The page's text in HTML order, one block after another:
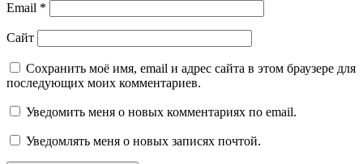
Email *
Сайт
Сохранить моё имя, email и адрес сайта в этом браузере для
последующих моих комментариев.
Уведомить меня о новых комментариях по email.
Уведомлять меня о новых записях почтой.